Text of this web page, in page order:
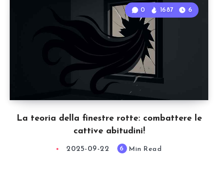
La teoria della finestre rotte: combattere le
cattive abitudini!
0 1687 6
2025-09-22 6 Min Read